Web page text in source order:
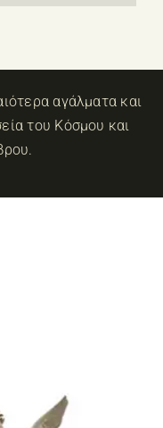
αγάλματα και
του Κόσμου και